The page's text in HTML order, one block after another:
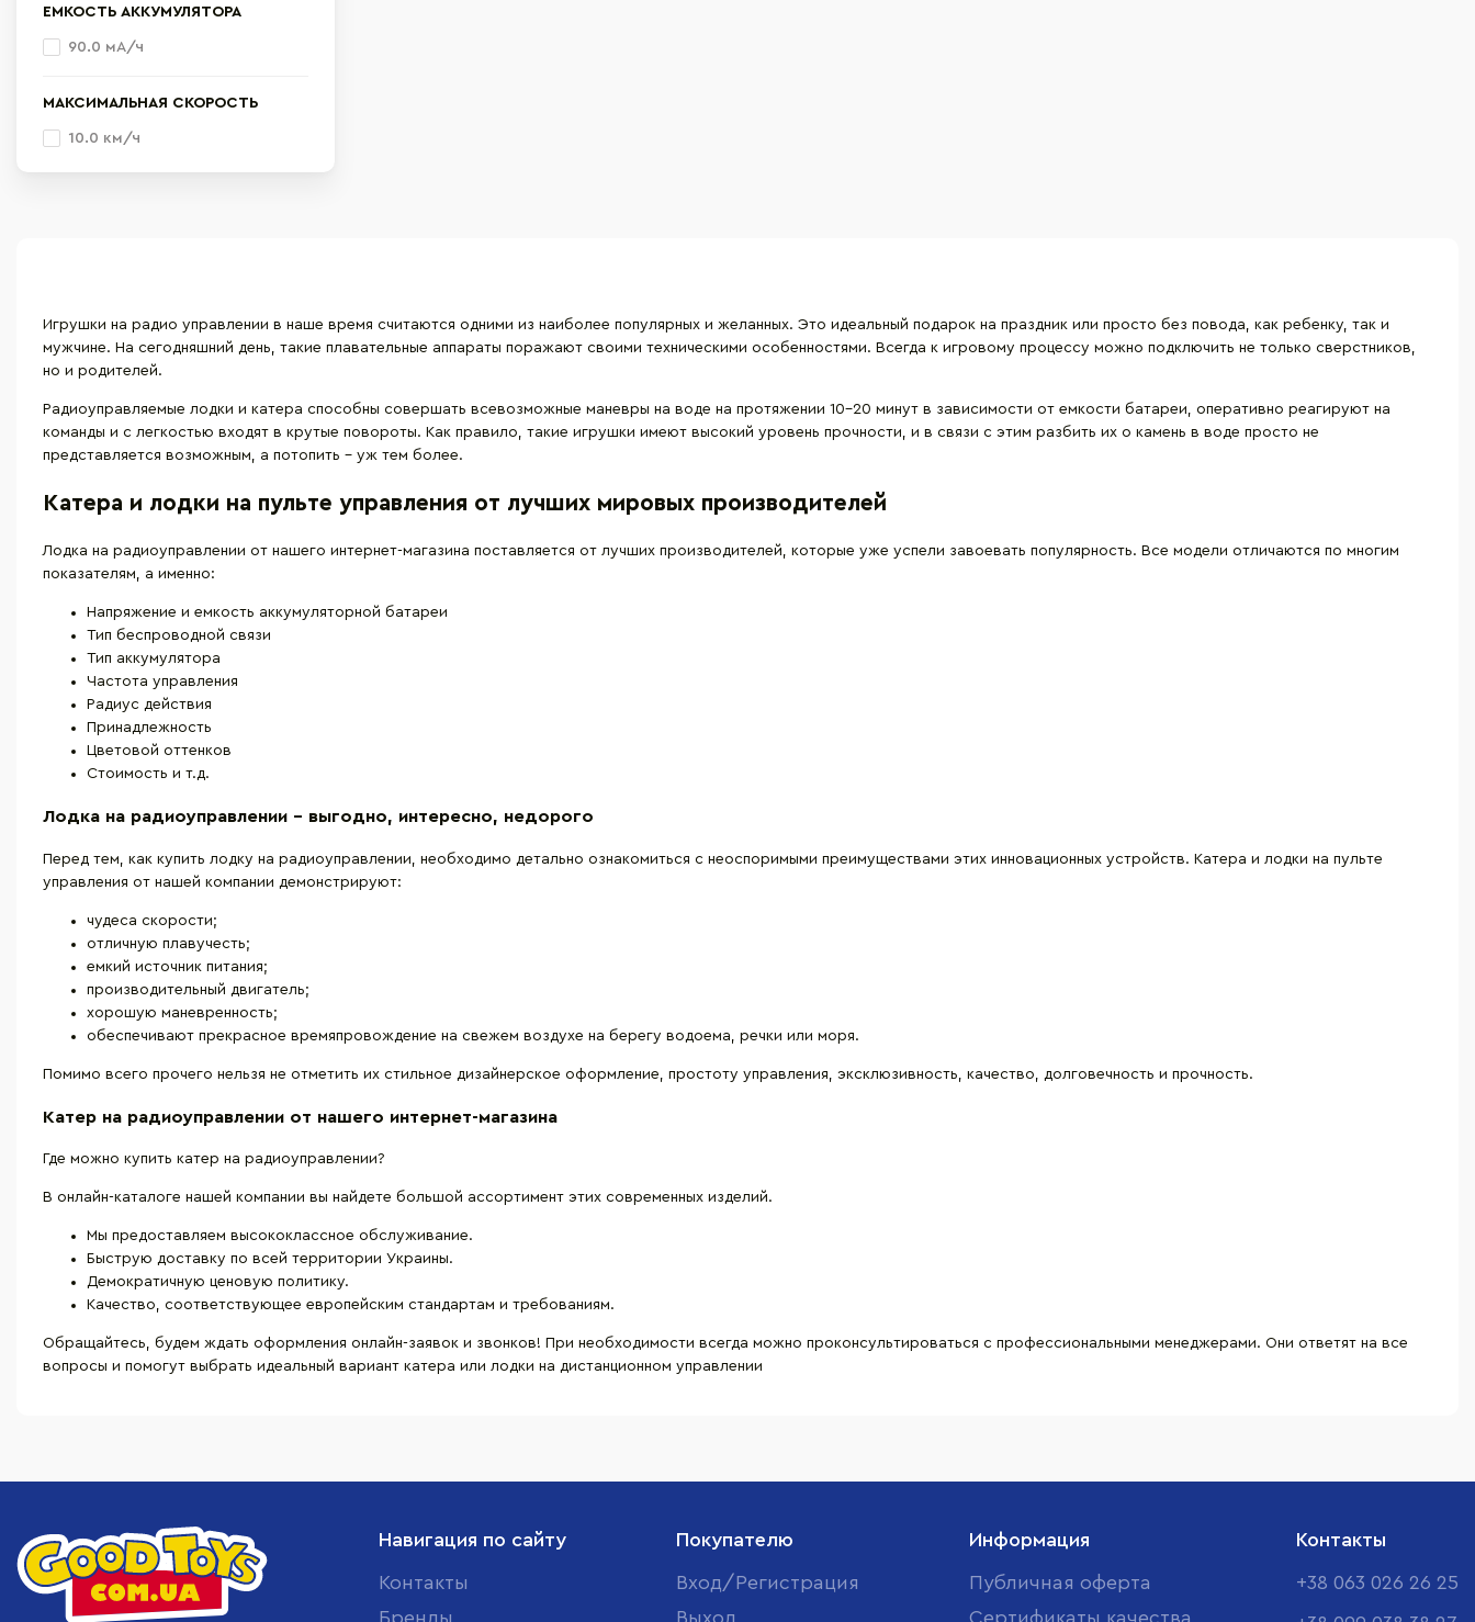
ЕМКОСТЬ АККУМУЛЯТОРА
90.0 мА/ч
МАКСИМАЛЬНАЯ СКОРОСТЬ
10.0 км/ч
Игрушки на радио управлении в наше время считаются одними из наиболее популярных и желанных. Это идеальный подарок на праздник или просто без повода, как ребенку, так и
мужчине. На сегодняшний день, такие плавательные аппараты поражают своими техническими особенностями. Всегда к игровому процессу можно подключить не только сверстников,
но и родителей.
Радиоуправляемые лодки и катера способны совершать всевозможные маневры на воде на протяжении 10-20 минут в зависимости от емкости батареи, оперативно реагируют на
команды и с легкостью входят в крутые повороты. Как правило, такие игрушки имеют высокий уровень прочности, и в связи с этим разбить их о камень в воде просто не
представляется возможным, а потопить - уж тем более.
Катера и лодки на пульте управления от лучших мировых производителей
Лодка на радиоуправлении от нашего интернет-магазина поставляется от лучших производителей, которые уже успели завоевать популярность. Все модели отличаются по многим
показателям, а именно:
Напряжение и емкость аккумуляторной батареи
Тип беспроводной связи
Тип аккумулятора
Частота управления
Радиус действия
Принадлежность
Цветовой оттенков
Стоимость и т.д.
Лодка на радиоуправлении – выгодно, интересно, недорого
Перед тем, как купить лодку на радиоуправлении, необходимо детально ознакомиться с неоспоримыми преимуществами этих инновационных устройств. Катера и лодки на пульте
управления от нашей компании демонстрируют:
чудеса скорости;
отличную плавучесть;
емкий источник питания;
производительный двигатель;
хорошую маневренность;
обеспечивают прекрасное времяпровождение на свежем воздухе на берегу водоема, речки или моря.
Помимо всего прочего нельзя не отметить их стильное дизайнерское оформление, простоту управления, эксклюзивность, качество, долговечность и прочность.
Катер на радиоуправлении от нашего интернет-магазина
Где можно купить катер на радиоуправлении?
В онлайн-каталоге нашей компании вы найдете большой ассортимент этих современных изделий.
Мы предоставляем высококлассное обслуживание.
Быструю доставку по всей территории Украины.
Демократичную ценовую политику.
Качество, соответствующее европейским стандартам и требованиям.
Обращайтесь, будем ждать оформления онлайн-заявок и звонков! При необходимости всегда можно проконсультироваться с профессиональными менеджерами. Они ответят на все
вопросы и помогут выбрать идеальный вариант катера или лодки на дистанционном управлении
Навигация по сайту
Контакты
Бренды
Покупателю
Вход/Регистрация
Выход
Информация
Публичная оферта
Сертификаты качества
Контакты
+38 063 026 26 25